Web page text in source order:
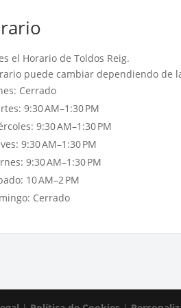
el Horario de Toldos Reig.
puede cambiar dependiendo de
Cerrado
9:30 AM–1:30 PM
9:30 AM–1:30 PM
9:30 AM–1:30 PM
9:30 AM–1:30 PM
10 AM–2 PM
Cerrado